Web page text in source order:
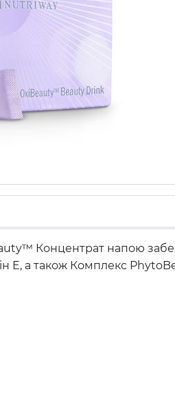
Концентрат напою
E, а також Комплекс